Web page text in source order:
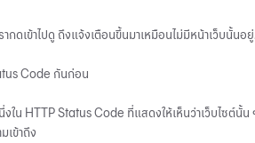
กดเข้าไปดู ถึงแจ้งเตือนขึ้นมาเหมือนไม่มีหน้าเว็บนั้นอ
Code กันก่อน
น HTTP Status Code ที่แสดงให้เห็นว่าเว็บไซต์นั้
เข้าถึง